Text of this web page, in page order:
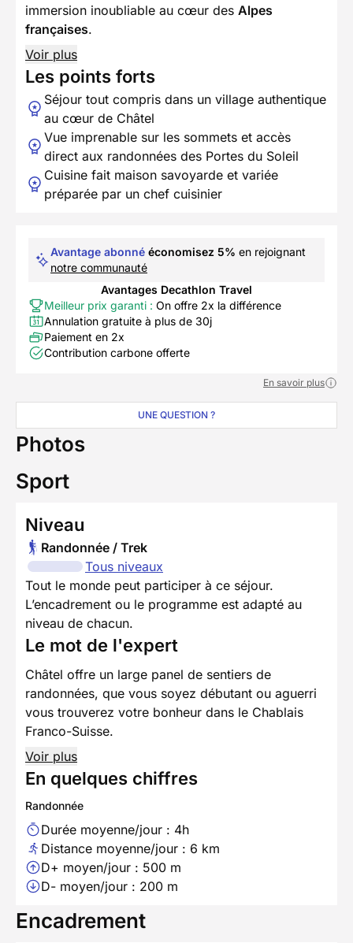
immersion inoubliable au cœur des Alpes
françaises.
Voir plus
Les points forts
Séjour tout compris dans un village authentique
au cœur de Châtel
Vue imprenable sur les sommets et accès
direct aux randonnées des Portes du Soleil
Cuisine fait maison savoyarde et variée
préparée par un chef cuisinier
Avantage abonné économisez 5% en rejoignant
notre communauté
Avantages Decathlon Travel
Meilleur prix garanti : On offre 2x la différence
Annulation gratuite à plus de 30j
Paiement en 2x
Contribution carbone offerte
En savoir plus
UNE QUESTION ?
Photos
Sport
Niveau
Randonnée / Trek
Tous niveaux
Tout le monde peut participer à ce séjour.
L’encadrement ou le programme est adapté au
niveau de chacun.
Le mot de l'expert
Châtel offre un large panel de sentiers de
randonnées, que vous soyez débutant ou aguerri
vous trouverez votre bonheur dans le Chablais
Franco-Suisse.
Voir plus
En quelques chiffres
Randonnée
Durée moyenne/jour : 4h
Distance moyenne/jour : 6 km
D+ moyen/jour : 500 m
D- moyen/jour : 200 m
Encadrement